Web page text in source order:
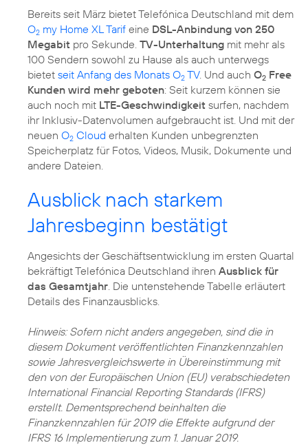
Bereits seit März bietet Telefónica Deutschland mit dem
O2 my Home XL Tarif eine DSL-Anbindung von 250
Megabit pro Sekunde. TV-Unterhaltung mit mehr als
100 Sendern sowohl zu Hause als auch unterwegs
bietet seit Anfang des Monats O2 TV. Und auch O2 Free
Kunden wird mehr geboten: Seit kurzem können sie
auch noch mit LTE-Geschwindigkeit surfen, nachdem
ihr Inklusiv-Datenvolumen aufgebraucht ist. Und mit der
neuen O2 Cloud erhalten Kunden unbegrenzten
Speicherplatz für Fotos, Videos, Musik, Dokumente und
andere Dateien.
Ausblick nach starkem
Jahresbeginn bestätigt
Angesichts der Geschäftsentwicklung im ersten Quartal
bekräftigt Telefónica Deutschland ihren Ausblick für
das Gesamtjahr . Die untenstehende Tabelle erläutert
Details des Finanzausblicks.
Hinweis: Sofern nicht anders angegeben, sind die in
diesem Dokument veröffentlichten Finanzkennzahlen
sowie Jahresvergleichswerte in Übereinstimmung mit
den von der Europäischen Union (EU) verabschiedeten
International Financial Reporting Standards (IFRS)
erstellt. Dementsprechend beinhalten die
Finanzkennzahlen für 2019 die Effekte aufgrund der
IFRS 16 Implementierung zum 1. Januar 2019.